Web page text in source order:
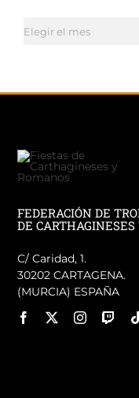
Archivo
mensual
FEDERACIÓN DE
DE
C/ Caridad, 1.
30202 CARTAGENA.
(MURCIA) ESPAÑA